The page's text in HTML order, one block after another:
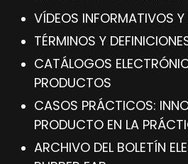
VÍDEOS INFORMATIVOS
TÉRMINOS Y
CATÁLOGOS
PRODUCTOS
CASOS PRÁCTICOS:
PRODUCTO EN LA
ARCHIVO DEL BOLETÍN